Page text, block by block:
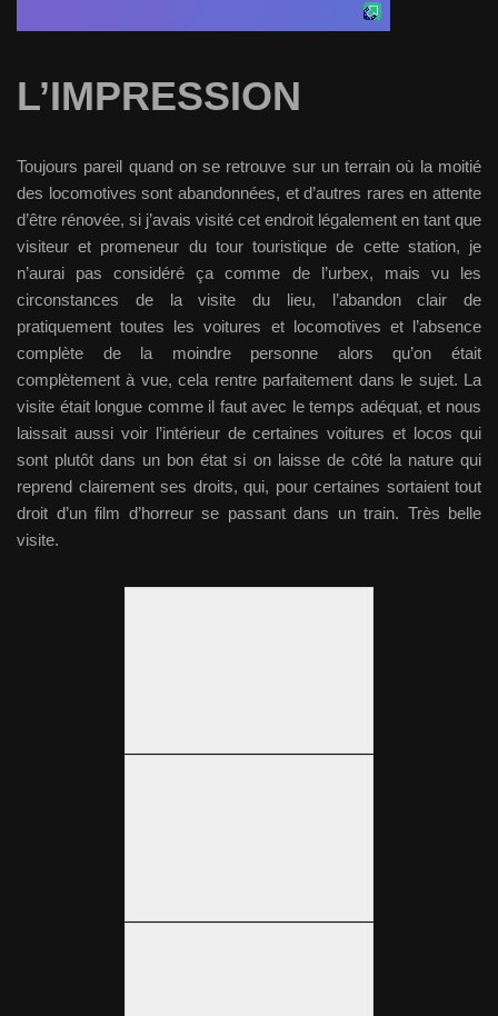
L’IMPRESSION
Toujours pareil quand on se retrouve sur un terrain où la moitié
des locomotives sont abandonnées, et d’autres rares en attente
d’être rénovée, si j’avais visité cet endroit légalement en tant que
visiteur et promeneur du tour touristique de cette station, je
n’aurai pas considéré ça comme de l’urbex, mais vu les
circonstances de la visite du lieu, l’abandon clair de
pratiquement toutes les voitures et locomotives et l’absence
complète de la moindre personne alors qu’on était
complètement à vue, cela rentre parfaitement dans le sujet. La
visite était longue comme il faut avec le temps adéquat, et nous
laissait aussi voir l’intérieur de certaines voitures et locos qui
sont plutôt dans un bon état si on laisse de côté la nature qui
reprend clairement ses droits, qui, pour certaines sortaient tout
droit d’un film d’horreur se passant dans un train. Très belle
visite.